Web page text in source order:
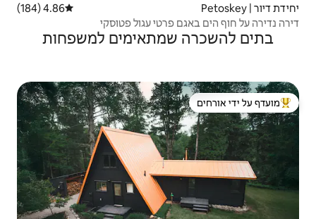
דירוג ממוצע של 4.86 מתוך 5, 184 ביקורות
4.86 (184)
עגול פטוסקי
למשפחות
ידי אורחים